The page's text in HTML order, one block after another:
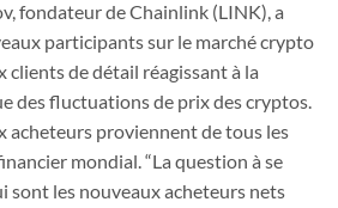
fondateur de Chainlink (LINK), a
participants sur le marché crypto
clients de détail réagissant à la
des fluctuations de prix des cryptos.
acheteurs proviennent de tous les
mondial. “La question à se
sont les nouveaux acheteurs nets